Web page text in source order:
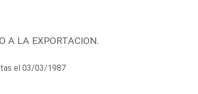
A LA EXPORTACION.
el 03/03/1987